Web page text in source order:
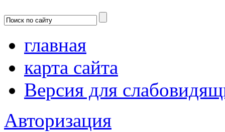
главная
карта сайта
Версия для
Авторизация